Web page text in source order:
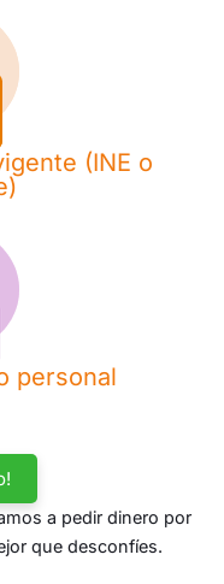
(INE o
personal
a pedir dinero por
que desconfíes.